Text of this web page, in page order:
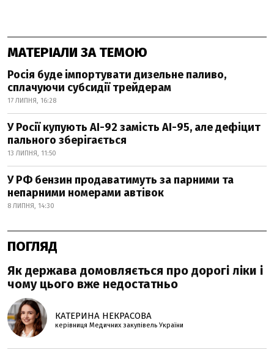
МАТЕРІАЛИ ЗА ТЕМОЮ
Росія буде імпортувати дизельне паливо,
сплачуючи субсидії трейдерам
17 ЛИПНЯ, 16:28
У Росії купують АІ-92 замість АІ-95, але дефіцит
пального зберігається
13 ЛИПНЯ, 11:50
У РФ бензин продаватимуть за парними та
непарними номерами автівок
8 ЛИПНЯ, 14:30
ПОГЛЯД
Як держава домовляється про дорогі ліки і
чому цього вже недостатньо
КАТЕРИНА НЕКРАСОВА
керівниця Медичних закупівель України